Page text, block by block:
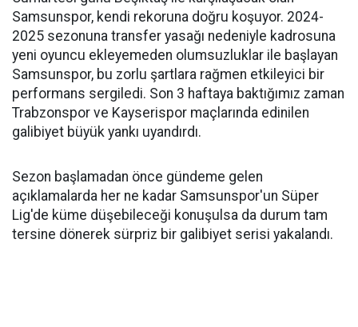
Samsunspor, kendi rekoruna doğru koşuyor. 2024-
2025 sezonuna transfer yasağı nedeniyle kadrosuna
yeni oyuncu ekleyemeden olumsuzluklar ile başlayan
Samsunspor, bu zorlu şartlara rağmen etkileyici bir
performans sergiledi. Son 3 haftaya baktığımız zaman
Trabzonspor ve Kayserispor maçlarında edinilen
galibiyet büyük yankı uyandırdı.
Sezon başlamadan önce gündeme gelen
açıklamalarda her ne kadar Samsunspor'un Süper
Lig'de küme düşebileceği konuşulsa da durum tam
tersine dönerek sürpriz bir galibiyet serisi yakalandı.